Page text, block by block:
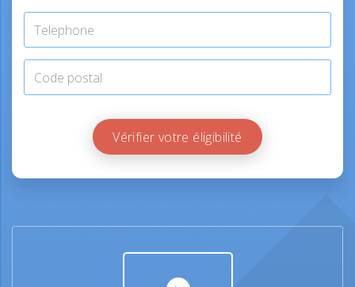
Vérifier votre éligibilité